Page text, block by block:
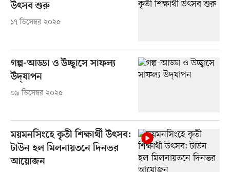
উৎসব শুরু
১৭ ডিসেম্বর ২০২৫
গল্প-আড্ডা ও উচ্ছ্বাসে সাফল্য
উদ্‌যাপন
০৯ ডিসেম্বর ২০২৫
ময়মনসিংহে কৃতী শিক্ষার্থী উৎসব:
টাউন হল মিলনায়তনে দিনভর
আয়োজন